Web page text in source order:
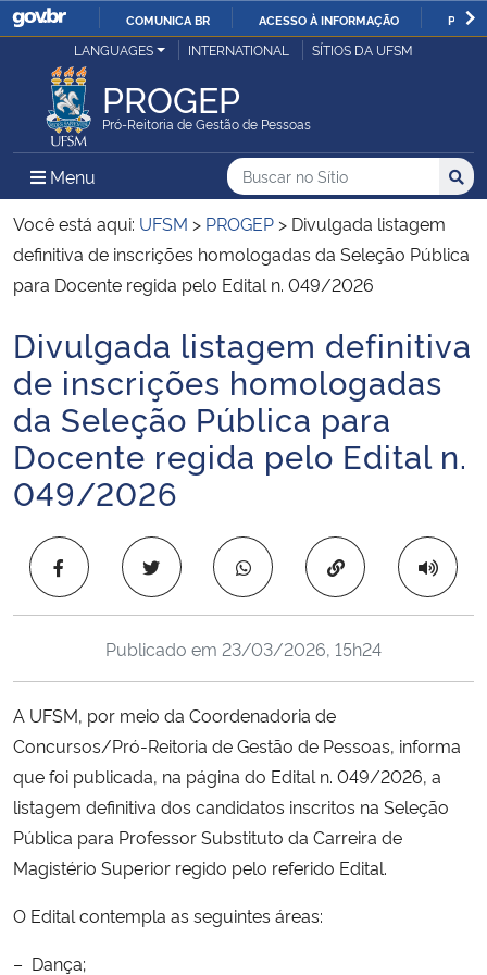
IR
COMUNICA BR ACESSO À INFORMAÇÃO
Ministério da Justiça e Segurança Pública
Ministério da Defesa
Ministério das Relações Exteriores
Ministério da Economia
Ministério da Infraestrutura
Ministério da Agricultura, Pecuária e Abastecimento
Ministério da Educação
Ministério da Cidadania
Ministério da Saúde
Ministério de Minas e Energia
Ministério da Ciência, Tecnologia, Inovações e Comunicações
Ministério do Meio Ambiente
Ministério do Turismo
Ministério do Desenvolvimento Regional
Controladoria-Geral da União
Ministério da Mulher, da Família e dos Direitos Humanos
LANGUAGES INTERNATIONAL SÍTIOS DA UFSM
PROGEP
Pró-Reitoria de Gestão de Pessoas
Menu Menu Principal do Sítio
Busca
Buscar no no Sítio
Busca:
Você está aqui: UFSM > PROGEP > Divulgada listagem
definitiva de inscrições homologadas da Seleção Pública
para Docente regida pelo Edital n. 049/2026
Início do conteúdo
Divulgada listagem definitiva
de inscrições homologadas
da Seleção Pública para
Docente regida pelo Edital n.
049/2026
Copiar para área
Publicado em 23/03/2026, 15h24
A UFSM, por meio da Coordenadoria de
Concursos/Pró-Reitoria de Gestão de Pessoas, informa
que foi publicada, na página do Edital n. 049/2026, a
listagem definitiva dos candidatos inscritos na Seleção
Pública para Professor Substituto da Carreira de
Magistério Superior regido pelo referido Edital.
O Edital contempla as seguintes áreas:
– Dança;